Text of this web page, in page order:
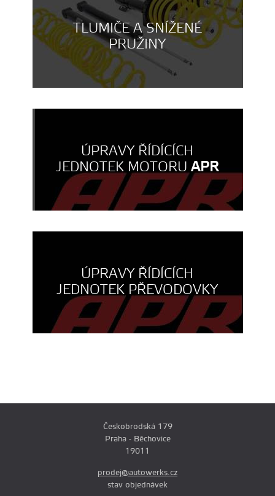
TLUMIČE A SNÍŽENÉ
PRUŽINY
ÚPRAVY ŘÍDÍCÍCH
JEDNOTEK MOTORUAPR
ÚPRAVY ŘÍDÍCÍCH
JEDNOTEK PŘEVODOVKY
Českobrodská 179
Praha - Běchovice
19011
prodej@autowerks.cz
stav objednávek